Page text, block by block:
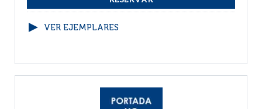
VER EJEMPLARES